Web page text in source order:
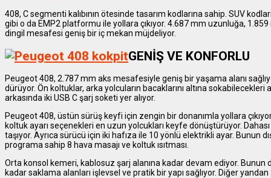
408, C segmenti kalıbının ötesinde tasarım kodlarına sahip. SUV
gibi o da EMP2 platformu ile yollara çıkıyor. 4.687 mm uzunluğa,
dingil mesafesi geniş bir iç mekan müjdeliyor.
GENİŞ VE KONFORLU
Peugeot 408, 2.787 mm aks mesafesiyle geniş bir yaşama alanı
dürüyor. Ön koltuklar, arka yolcuların bacaklarını altına
arkasında iki USB C şarj soketi yer alıyor.
Peugeot 408, üstün sürüş keyfi için zengin bir donanımla yollara
koltuk ayarı seçenekleri en uzun yolcukları keyfe dönüştürüyor.
taşıyor. Ayrıca sürücü için iki hafıza ile 10 yönlü elektrikli ayar. Bunun
programa sahip 8 hava masajı ve koltuk ısıtması.
Orta konsol kemeri, kablosuz şarj alanına kadar devam ediyor. Bunun
kadar saklama alanları işlevsel ve pratik bir yapı sağlıyor. Diğer